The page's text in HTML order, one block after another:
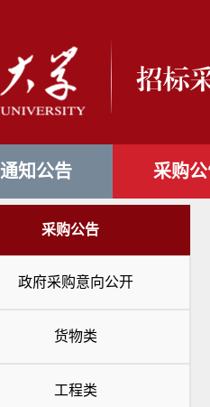
通知公告 采购
采购公告
政府采购意向公开
货物类
工程类